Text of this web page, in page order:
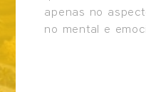
apenas no
no mental e